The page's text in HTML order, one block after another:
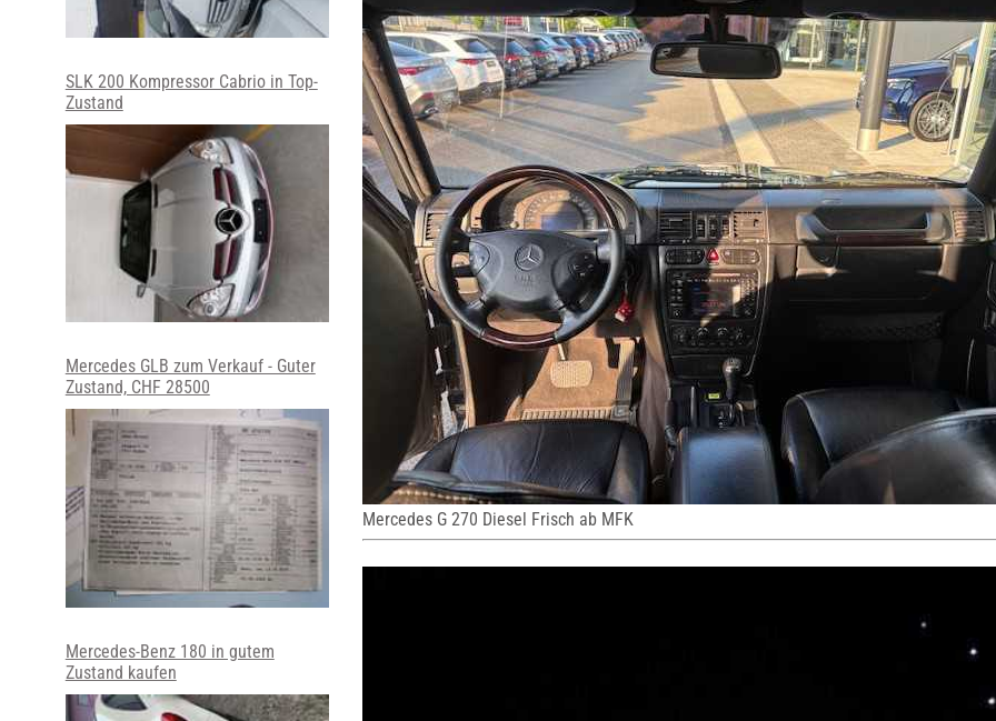
Mercedes G 270 Diesel Frisch ab MFK
SLK 200 Kompressor Cabrio in Top-
Zustand
Mercedes GLB zum Verkauf - Guter
Zustand, CHF 28500
Mercedes-Benz 180 in gutem
Zustand kaufen